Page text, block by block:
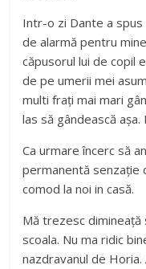
Intr-o zi Dante a
de alarmă pentru
căpusorul lui de copil
de pe umerii mei
multi frați mai mari
las să gândească
Ca urmare încerc să
permanentă senzație
comod la noi in casă.
Mă trezesc
scoala. Nu ma ridic
nazdravanul de Horia.